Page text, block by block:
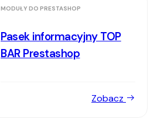
MODUŁY DO PRESTASHOP
Pasek informacyjny TOP
BAR Prestashop
Zobacz